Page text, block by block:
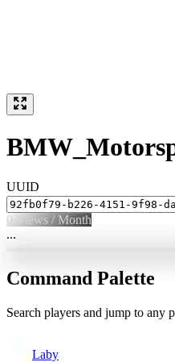
UUID
0 Views / Month
...
Command Palette
Search players and jump to any
Laby